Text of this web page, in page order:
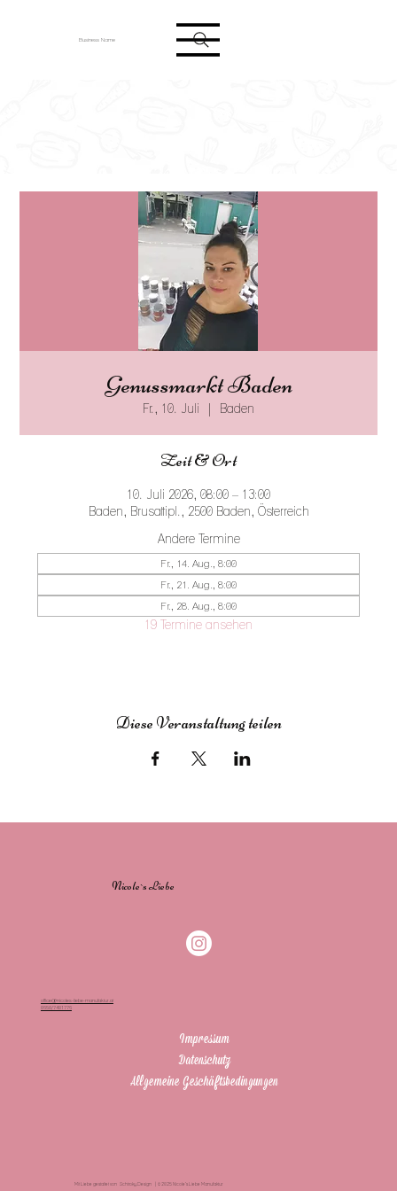
Business Name
Genussmarkt Baden
Fr., 10. Juli Baden
Zeit & Ort
10. Juli 2026, 08:00 – 13:00
Baden, Brusattipl., 2500 Baden, Österreich
Andere Termine
Fr., 14. Aug., 8:00
Fr., 21. Aug., 8:00
Fr., 28. Aug., 8:00
19 Termine ansehen
Diese Veranstaltung teilen
Nicole`s Liebe
office@nicoles-liebe-manufaktur.at
0650/7401776
Impressum
Datenschutz
Allgemeine Geschäftsbedingungen
Mit Liebe gestaltet von Schiroky.Design | © 2025 Nicole’s Liebe Manufaktur